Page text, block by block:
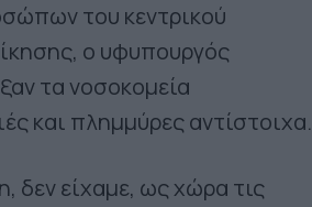
του κεντρικού
ο υφυπουργός
τα νοσοκομεία
και πλημμύρες αντίστοιχα.
δεν είχαμε, ως χώρα τις